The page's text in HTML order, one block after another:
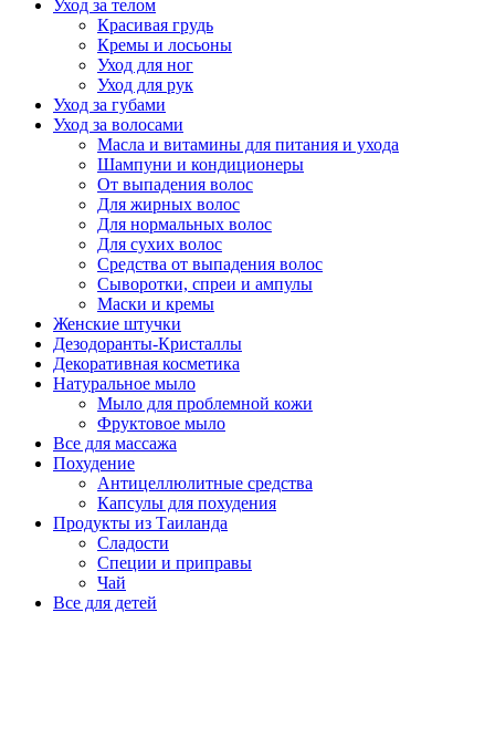
Уход за телом
Красивая грудь
Кремы и лосьоны
Уход для ног
Уход для рук
Уход за губами
Уход за волосами
Масла и витамины для питания и ухода
Шампуни и кондиционеры
От выпадения волос
Для жирных волос
Для нормальных волос
Для сухих волос
Средства от выпадения волос
Сыворотки, спреи и ампулы
Маски и кремы
Женские штучки
Дезодоранты-Кристаллы
Декоративная косметика
Натуральное мыло
Мыло для проблемной кожи
Фруктовое мыло
Все для массажа
Похудение
Антицеллюлитные средства
Капсулы для похудения
Продукты из Таиланда
Сладости
Специи и приправы
Чай
Все для детей